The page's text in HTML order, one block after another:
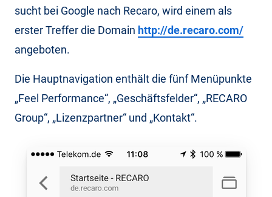
sucht bei Google nach Recaro, wird einem als
erster Treffer die Domain http://de.recaro.com/
angeboten.
Die Hauptnavigation enthält die fünf Menüpunkte
„Feel Performance“, „Geschäftsfelder“, „RECARO
Group“, „Lizenzpartner“ und „Kontakt“.